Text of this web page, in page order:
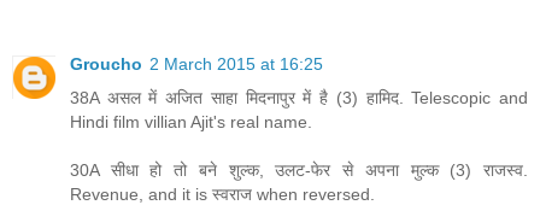
Groucho 2 March 2015 at 16:25
38A असल में अजित साहा मिदनापुर में है (3) हामिद. Telescopic and
Hindi film villian Ajit's real name.
30A सीधा हो तो बने शुल्क, उलट-फेर से अपना मुल्क (3) राजस्व.
Revenue, and it is स्वराज when reversed.